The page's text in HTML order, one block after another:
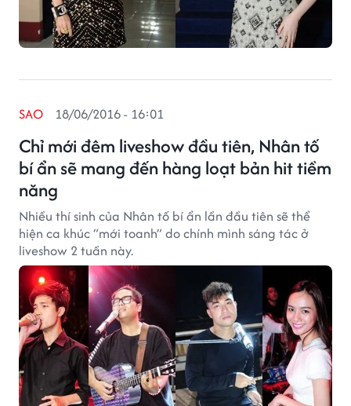
Chỉ mới đêm liveshow đầu tiên, Nhân tố
bí ẩn sẽ mang đến hàng loạt bản hit tiềm
năng
SAO 18/06/2016 - 16:01
Nhiều thí sinh của Nhân tố bí ẩn lần đầu tiên sẽ thể
hiện ca khúc “mới toanh” do chính mình sáng tác ở
liveshow 2 tuần này.